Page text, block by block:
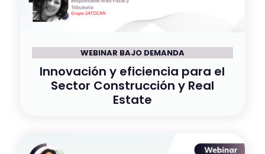
WEBINAR BAJO DEMANDA
Innovación y eficiencia para el
Sector Construcción y Real
Estate